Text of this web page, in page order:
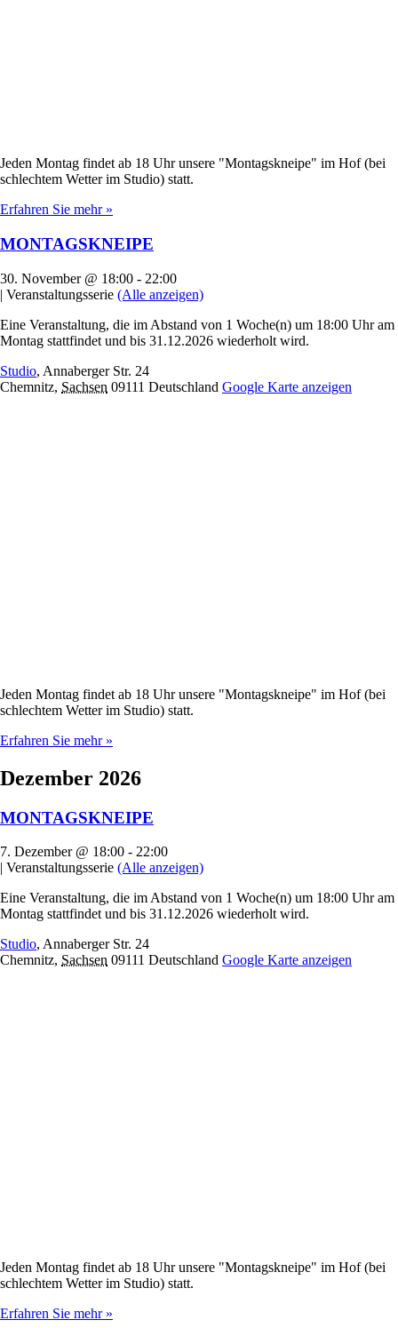
Jeden Montag findet ab 18 Uhr unsere "Montagskneipe" im Hof (bei
schlechtem Wetter im Studio) statt.
Erfahren Sie mehr »
MONTAGSKNEIPE
30. November @ 18:00 - 22:00
| Veranstaltungsserie (Alle anzeigen)
Eine Veranstaltung, die im Abstand von 1 Woche(n) um 18:00 Uhr am
Montag stattfindet und bis 31.12.2026 wiederholt wird.
Studio, Annaberger Str. 24
Chemnitz, Sachsen 09111 Deutschland Google Karte anzeigen
Jeden Montag findet ab 18 Uhr unsere "Montagskneipe" im Hof (bei
schlechtem Wetter im Studio) statt.
Erfahren Sie mehr »
Dezember 2026
MONTAGSKNEIPE
7. Dezember @ 18:00 - 22:00
| Veranstaltungsserie (Alle anzeigen)
Eine Veranstaltung, die im Abstand von 1 Woche(n) um 18:00 Uhr am
Montag stattfindet und bis 31.12.2026 wiederholt wird.
Studio, Annaberger Str. 24
Chemnitz, Sachsen 09111 Deutschland Google Karte anzeigen
Jeden Montag findet ab 18 Uhr unsere "Montagskneipe" im Hof (bei
schlechtem Wetter im Studio) statt.
Erfahren Sie mehr »